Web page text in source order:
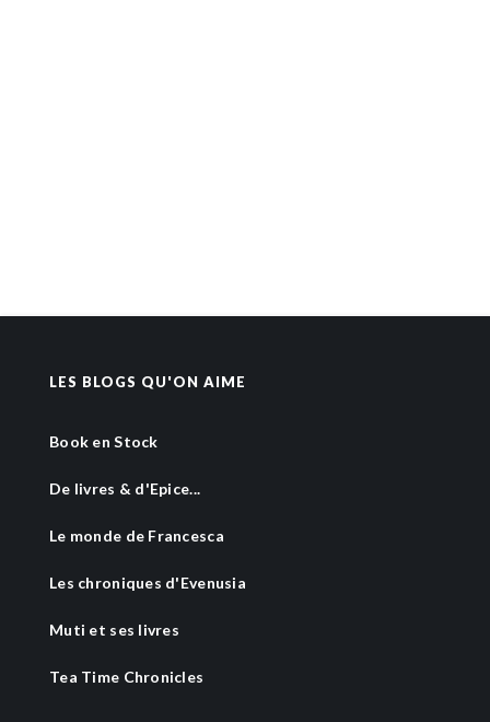
LES BLOGS QU'ON AIME
Book en Stock
De livres & d'Epice...
Le monde de Francesca
Les chroniques d'Evenusia
Muti et ses livres
Tea Time Chronicles